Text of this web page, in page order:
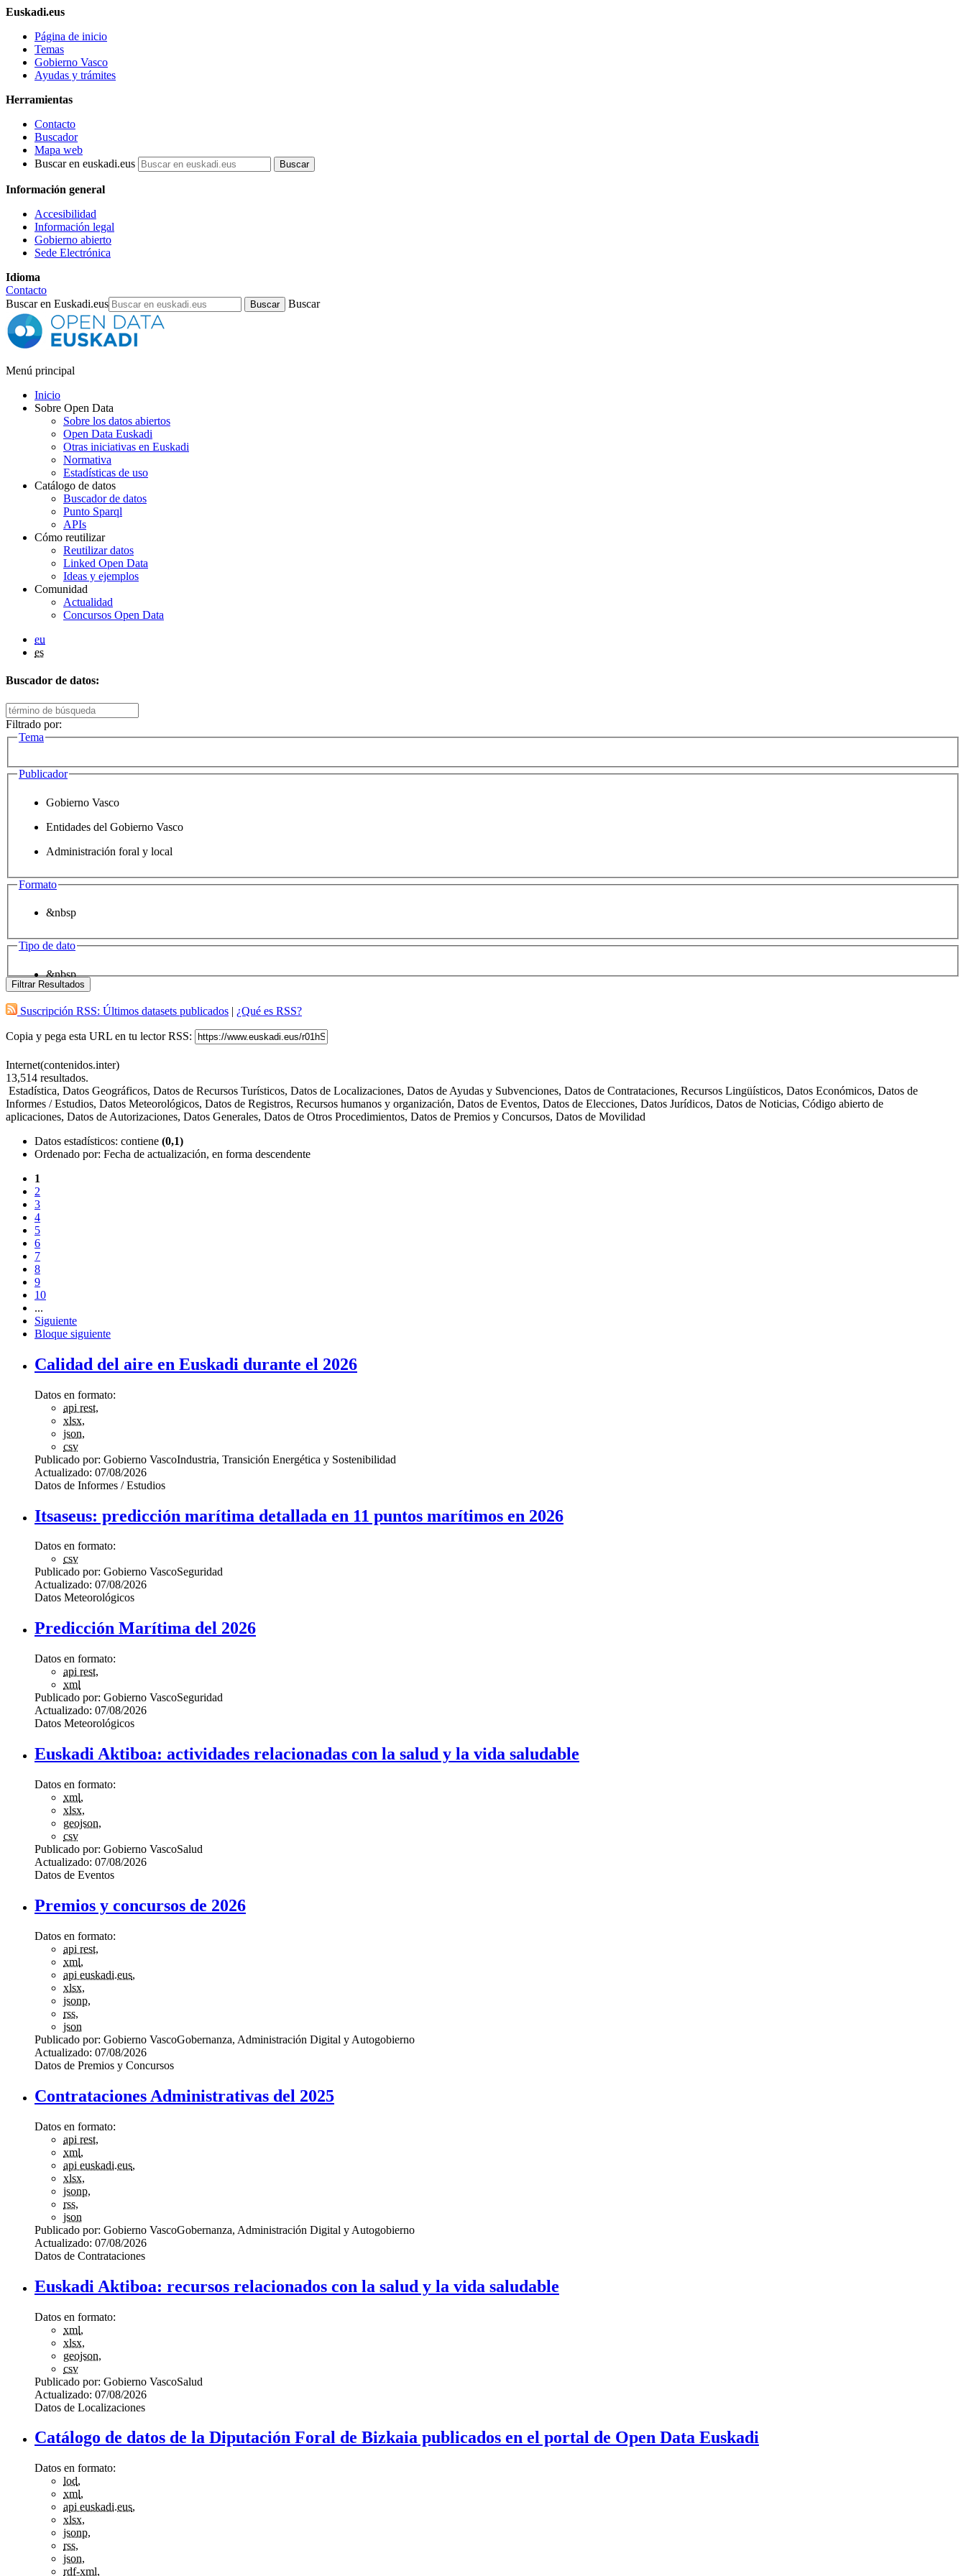
Euskadi.eus
Página de inicio
Temas
Gobierno Vasco
Ayudas y trámites
Herramientas
Contacto
Buscador
Mapa web
Buscar en euskadi.eus
Información general
Accesibilidad
Información legal
Gobierno abierto
Sede Electrónica
Idioma
Contacto
Buscar en Euskadi.eus
Buscar
Menú principal
Inicio
Sobre Open Data
Sobre los datos abiertos
Open Data Euskadi
Otras iniciativas en Euskadi
Normativa
Estadísticas de uso
Catálogo de datos
Buscador de datos
Punto Sparql
APIs
Cómo reutilizar
Reutilizar datos
Linked Open Data
Ideas y ejemplos
Comunidad
Actualidad
Concursos Open Data
eu
es
Buscador de datos:
Filtrado por:
Tema
Publicador
Gobierno Vasco
Entidades del Gobierno Vasco
Administración foral y local
Formato
&nbsp
Tipo de dato
&nbsp
Filtrar Resultados
Suscripción RSS: Últimos datasets publicados | ¿Qué es RSS?
Copia y pega esta URL en tu lector RSS:
Internet(contenidos.inter)
13,514 resultados.
Estadística, Datos Geográficos, Datos de Recursos Turísticos, Datos de Localizaciones, Datos de Ayudas y Subvenciones, Datos de Contrataciones, Recursos Lingüísticos, Datos Económicos, Datos de
Informes / Estudios, Datos Meteorológicos, Datos de Registros, Recursos humanos y organización, Datos de Eventos, Datos de Elecciones, Datos Jurídicos, Datos de Noticias, Código abierto de
aplicaciones, Datos de Autorizaciones, Datos Generales, Datos de Otros Procedimientos, Datos de Premios y Concursos, Datos de Movilidad
Datos estadísticos: contiene (0,1)
Ordenado por: Fecha de actualización, en forma descendente
1
2
3
4
5
6
7
8
9
10
...
Siguiente
Bloque siguiente
Calidad del aire en Euskadi durante el 2026
Datos en formato:
api rest,
xlsx,
json,
csv
Publicado por: Gobierno VascoIndustria, Transición Energética y Sostenibilidad
Actualizado: 07/08/2026
Datos de Informes / Estudios
Itsaseus: predicción marítima detallada en 11 puntos marítimos en 2026
Datos en formato:
csv
Publicado por: Gobierno VascoSeguridad
Actualizado: 07/08/2026
Datos Meteorológicos
Predicción Marítima del 2026
Datos en formato:
api rest,
xml
Publicado por: Gobierno VascoSeguridad
Actualizado: 07/08/2026
Datos Meteorológicos
Euskadi Aktiboa: actividades relacionadas con la salud y la vida saludable
Datos en formato:
xml,
xlsx,
geojson,
csv
Publicado por: Gobierno VascoSalud
Actualizado: 07/08/2026
Datos de Eventos
Premios y concursos de 2026
Datos en formato:
api rest,
xml,
api euskadi.eus,
xlsx,
jsonp,
rss,
json
Publicado por: Gobierno VascoGobernanza, Administración Digital y Autogobierno
Actualizado: 07/08/2026
Datos de Premios y Concursos
Contrataciones Administrativas del 2025
Datos en formato:
api rest,
xml,
api euskadi.eus,
xlsx,
jsonp,
rss,
json
Publicado por: Gobierno VascoGobernanza, Administración Digital y Autogobierno
Actualizado: 07/08/2026
Datos de Contrataciones
Euskadi Aktiboa: recursos relacionados con la salud y la vida saludable
Datos en formato:
xml,
xlsx,
geojson,
csv
Publicado por: Gobierno VascoSalud
Actualizado: 07/08/2026
Datos de Localizaciones
Catálogo de datos de la Diputación Foral de Bizkaia publicados en el portal de Open Data Euskadi
Datos en formato:
lod,
xml,
api euskadi.eus,
xlsx,
jsonp,
rss,
json,
rdf-xml,